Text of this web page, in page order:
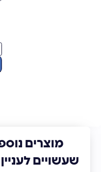
מוצרים
שעשויים